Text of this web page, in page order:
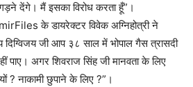
देंगे। मैं इसका विरोध करता हूँ”।
के डायरेक्टर विवेक अग्निहोत्री ने
दिग्विजय जी आप ३८ साल में भोपाल गैस त्रासदी
पाए। अगर शिवराज सिंह जी मानवता के लिए
? नाकामी छुपाने के लिए ?”।